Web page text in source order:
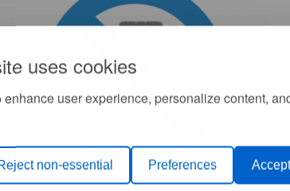
uses cookies
user experience, personalize content,
non-essential Preferences